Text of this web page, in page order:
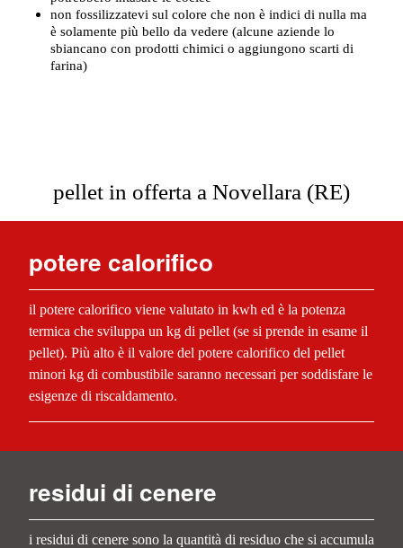
non fossilizzatevi sul colore che non è indici di nulla ma
è solamente più bello da vedere (alcune aziende lo
sbiancano con prodotti chimici o aggiungono scarti di
farina)
pellet in offerta a Novellara (RE)
potere calorifico
il potere calorifico viene valutato in kwh ed è la potenza
termica che sviluppa un kg di pellet (se si prende in esame il
pellet). Più alto è il valore del potere calorifico del pellet
minori kg di combustibile saranno necessari per soddisfare le
esigenze di riscaldamento.
residui di cenere
i residui di cenere sono la quantità di residuo che si accumula